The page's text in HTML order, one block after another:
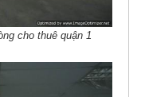
cho thuê quận 1